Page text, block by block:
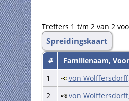
Treffers 1 t/m 2 van 2
Spreidingskaart
# Familienaam,
1
von
2
von